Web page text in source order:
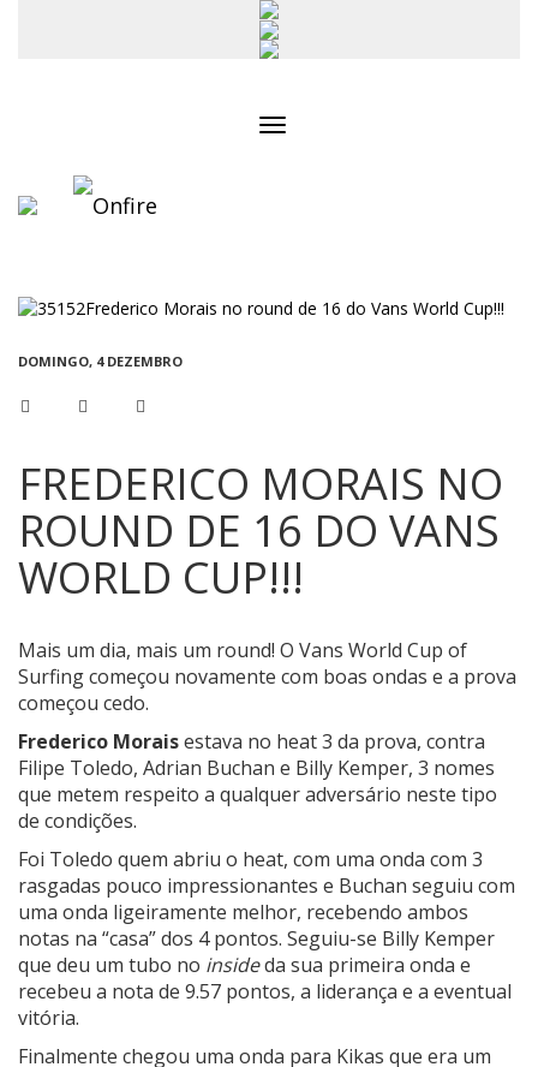
DOMINGO, 4 DEZEMBRO
FREDERICO MORAIS NO
ROUND DE 16 DO VANS
WORLD CUP!!!
Mais um dia, mais um round! O Vans World Cup of
Surfing começou novamente com boas ondas e a prova
começou cedo.
Frederico Moraisestava no heat 3 da prova, contra
Filipe Toledo, Adrian Buchan e Billy Kemper, 3 nomes
que metem respeito a qualquer adversário neste tipo
de condições.
Foi Toledo quem abriu o heat, com uma onda com 3
rasgadas pouco impressionantes e Buchan seguiu com
uma onda ligeiramente melhor, recebendo ambos
notas na “casa” dos 4 pontos. Seguiu-se Billy Kemper
que deu um tubo no insideda sua primeira onda e
recebeu a nota de 9.57 pontos, a liderança e a eventual
vitória.
Finalmente chegou uma onda para Kikas que era um